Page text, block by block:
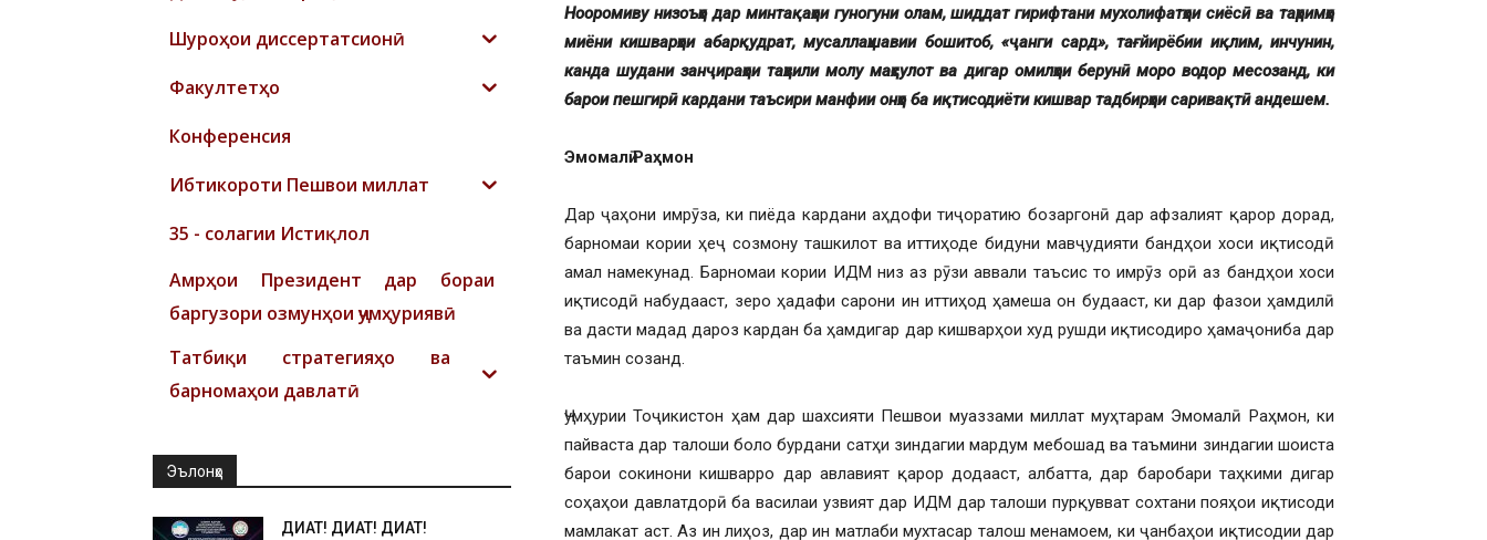
Нооромиву низоъҳо дар минтақаҳои гуногуни олам, шиддат гирифтани мухолифатҳои сиёсӣ ва таҳримҳо
миёни кишварҳои абарқудрат, мусаллаҳшавии бошитоб, «ҷанги сард», тағйирёбии иқлим, инчунин,
канда шудани занҷираҳои таҳвили молу маҳсулот ва дигар омилҳои берунӣ моро водор месозанд, ки
барои пешгирӣ кардани таъсири манфии онҳо ба иқтисодиёти кишвар тадбирҳои саривақтӣ андешем.
Эмомалӣ Раҳмон
Дар ҷаҳони имрӯза, ки пиёда кардани аҳдофи тиҷоратию бозаргонӣ дар афзалият қарор дорад,
барномаи кории ҳеҷ созмону ташкилот ва иттиҳоде бидуни мавҷудияти бандҳои хоси иқтисодӣ
амал намекунад. Барномаи кории ИДМ низ аз рӯзи аввали таъсис то имрӯз орӣ аз бандҳои хоси
иқтисодӣ набудааст, зеро ҳадафи сарони ин иттиҳод ҳамеша он будааст, ки дар фазои ҳамдилӣ
ва дасти мадад дароз кардан ба ҳамдигар дар кишварҳои худ рушди иқтисодиро ҳамаҷониба дар
таъмин созанд.
Ҷумҳурии Тоҷикистон ҳам дар шахсияти Пешвои муаззами миллат муҳтарам Эмомалӣ Раҳмон, ки
пайваста дар талоши боло бурдани сатҳи зиндагии мардум мебошад ва таъмини зиндагии шоиста
барои сокинони кишварро дар авлавият қарор додааст, албатта, дар баробари таҳкими дигар
соҳаҳои давлатдорӣ ба василаи узвият дар ИДМ дар талоши пурқувват сохтани пояҳои иқтисоди
мамлакат аст. Аз ин лиҳоз, дар ин матлаби мухтасар талош менамоем, ки ҷанбаҳои иқтисодии дар
Шyроҳои диссертатсионӣ
Факултетҳо
Конференсия
Ибтикороти Пешвои миллат
35 - солагии Истиқлол
Амрҳои Президент дар бораи
баргузори озмунҳои ҷумҳуриявӣ
Татбиқи стратегияҳо ва
барномаҳои давлатӣ
Эълонҳо
ДИҚҚАТ! ДИҚҚАТ! ДИҚҚАТ!